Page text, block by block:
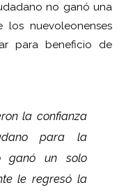
no ganó una
nuevoleonenses
para beneficio de
la confianza
para la
ganó un solo
le regresó la